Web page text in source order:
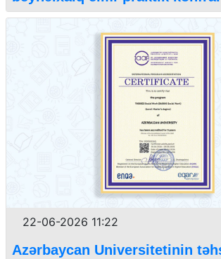
22-06-2026 11:22
Azərbaycan Universitetinin